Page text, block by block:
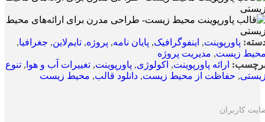
پاورپوینت, اینفوگرافیک, پایان نامه, پروژه, تایم‌لاین, جغرافیا,
زیست, مدیریت پروژه
ارائه پاورپوینت, اکولوژی, پاورپوینت, تغییرات آب و هوا , تنوع
, حفاظت از محیط زیست, دانلود قالب, محیط زیست
کاربران